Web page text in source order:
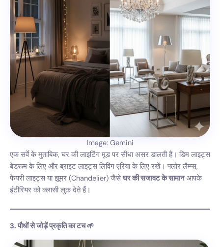
Image: Gemini
एक सर्वे के मुताबिक, घर की लाइटिंग मूड पर सीधा असर डालती है। डिम लाइट्स
बेडरूम के लिए और ब्राइट लाइट्स लिविंग एरिया के लिए रखें। फ्लोर लैम्प्स,
फेयरी लाइट्स या झूमर (Chandelier) जैसे घर की सजावट के सामानआपके
इंटीरियर को क्लासी लुक देते हैं।
3. पौधों से जोड़ें प्रकृति का टच 🌱